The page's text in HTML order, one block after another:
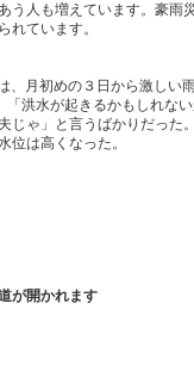
う人も増えています。豪雨
れています。
、月初めの３日から激しい
「洪水が起きるかもしれな
じゃ」と言うばかりだった
位は高くなった。
が開かれます